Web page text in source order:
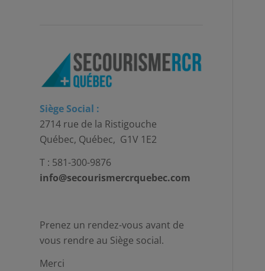
Siège Social :
2714 rue de la Ristigouche
Québec, Québec, G1V 1E2
T : 581-300-9876
info@secourismercrquebec.com
Prenez un rendez-vous avant de
vous rendre au Siège social.
Merci